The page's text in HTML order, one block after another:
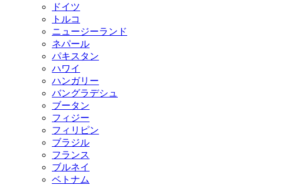
ドイツ
トルコ
ニュージーランド
ネパール
パキスタン
ハワイ
ハンガリー
バングラデシュ
ブータン
フィジー
フィリピン
ブラジル
フランス
ブルネイ
ベトナム